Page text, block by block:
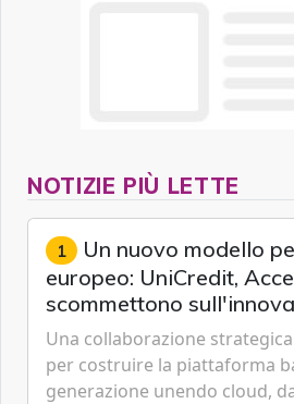
NOTIZIE PIÙ LETTE
1 Un nuovo modello
europeo: UniCredit,
scommettono
tecnologica
Una collaborazione
per costruire la piattaforma
generazione unendo cloud,